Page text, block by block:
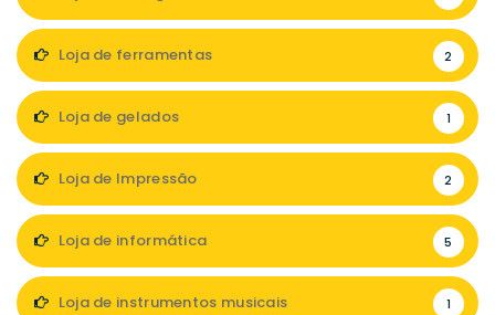
Loja de ferramentas 2
Loja de gelados 1
Loja de Impressão 2
Loja de informática 5
Loja de instrumentos musicais 1